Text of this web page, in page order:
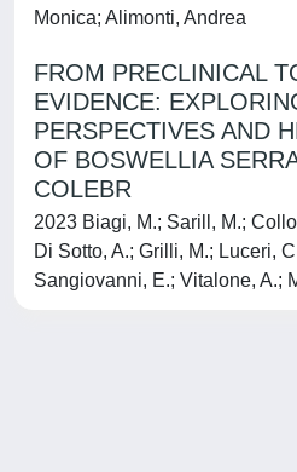
Monica; Alimonti, Andrea
FROM PRECLINICAL
EVIDENCE:
PERSPECTIVES AND
OF BOSWELLIA
COLEBR
2023 Biagi, M.; Sarill, M.;
Di Sotto, A.; Grilli, M.; Luceri,
Sangiovanni, E.; Vitalone, A.;